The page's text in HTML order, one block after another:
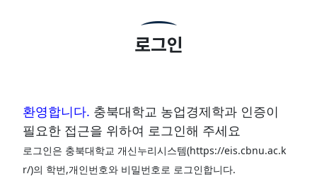
로그인
환영합니다. 충북대학교 농업경제학과 인증이
필요한 접근을 위하여 로그인해 주세요
로그인은 충북대학교 개신누리시스템(https://eis.cbnu.ac.k
r/)의 학번,개인번호와 비밀번호로 로그인합니다.